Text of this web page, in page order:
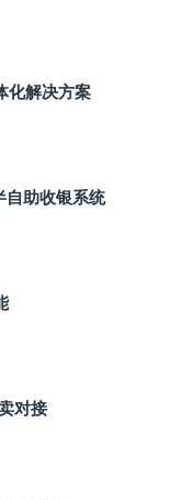
化解决方案
自助收银系统
对接